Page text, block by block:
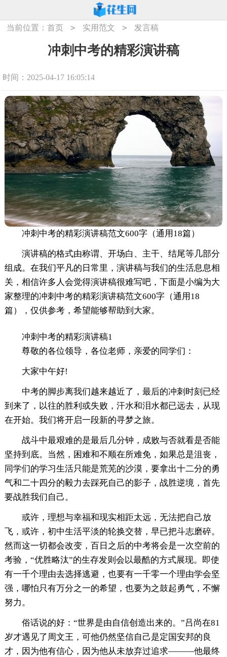
当前位置：首页 > 实用范文 > 发言稿
冲刺中考的精彩演讲稿
时间：2025-04-17 16:05:14
冲刺中考的精彩演讲稿范文600字（通用18篇）
演讲稿的格式由称谓、开场白、主干、结尾等几部分
组成。在我们平凡的日常里，演讲稿与我们的生活息息相
关，相信许多人会觉得演讲稿很难写吧，下面是小编为大
家整理的冲刺中考的精彩演讲稿范文600字（通用18
篇），仅供参考，希望能够帮助到大家。
冲刺中考的精彩演讲稿1
尊敬的各位领导，各位老师，亲爱的同学们：
大家中午好!
中考的脚步离我们越来越近了，最后的冲刺时刻已经
到来了，以往的胜利或失败，汗水和泪水都已远去，从现
在开始。我们将开启一段新的寻梦之旅。
战斗中最艰难的是最后几分钟，成败与否就看是否能
坚持到底。当然，困难和不顺在所难免，如果总是沮丧，
同学们的学习生活只能是荒芜的沙漠，要拿出十二分的勇
气和二十四分的毅力去踩死自己的影子，战胜逆境，首先
要战胜我们自己。
或许，理想与幸福和现实相距太远，无法把自己放
飞，或许，初中生活平淡的轮换交替，早已把斗志磨碎。
然而这一切都会改变，百日之后的中考将会是一次空前的
考验，“优胜略汰”的生存发则会以最酷的方式展现。即使
有一千个理由去选择逃避，也要有一千零一个理由学会坚
强，哪怕只有万分之一的希望，也要为之鼓起勇气，不懈
努力。
俗话说的好：“世界是由自信创造出来的。”吕尚在81
岁才遇见了周文王，可他仍然坚信自己是定国安邦的良
才，因为他有信心，因为他从未放弃过追求———他最终